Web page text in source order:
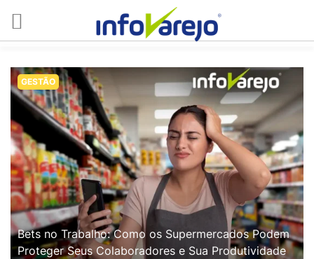
GESTÃO
Bets no Trabalho: Como os Supermercados Podem
Proteger Seus Colaboradores e Sua Produtividade